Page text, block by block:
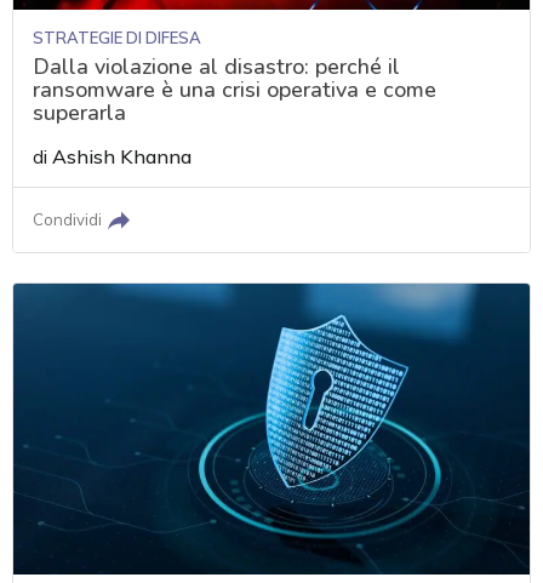
STRATEGIE DI DIFESA
Dalla violazione al disastro: perché il
ransomware è una crisi operativa e come
superarla
diAshish Khanna
Condividi